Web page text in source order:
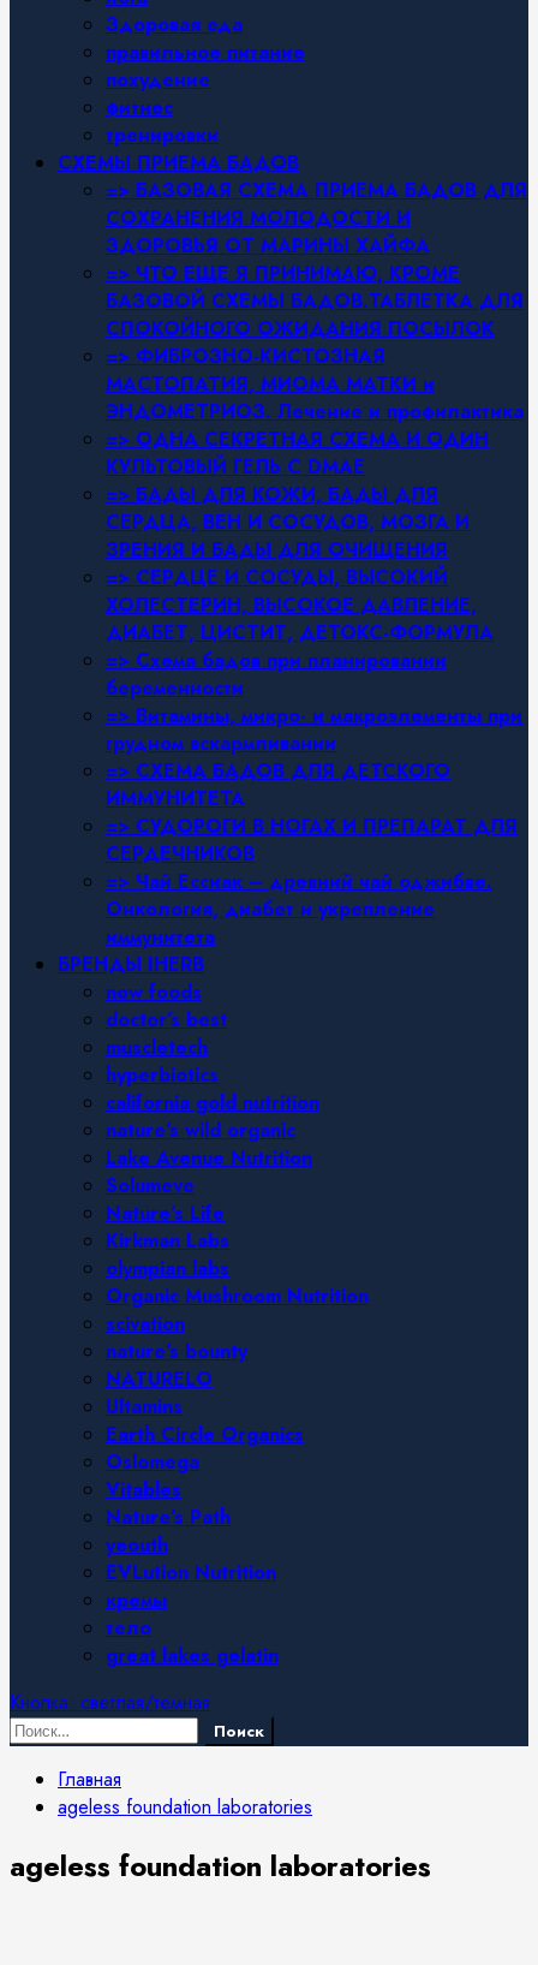
Здоровая еда
правильное питание
похудение
фитнес
тренировки
СХЕМЫ ПРИЕМА БАДОВ
=> БАЗОВАЯ СХЕМА ПРИЕМА БАДОВ ДЛЯ
СОХРАНЕНИЯ МОЛОДОСТИ И
ЗДОРОВЬЯ ОТ МАРИНЫ ХАЙФА
=> ЧТО ЕЩЕ Я ПРИНИМАЮ, КРОМЕ
БАЗОВОЙ СХЕМЫ БАДОВ.ТАБЛЕТКА ДЛЯ
СПОКОЙНОГО ОЖИДАНИЯ ПОСЫЛОК
=> ФИБРОЗНО-КИСТОЗНАЯ
МАСТОПАТИЯ, МИОМА МАТКИ и
ЭНДОМЕТРИОЗ. Лечение и профилактика
=> ОДНА СЕКРЕТНАЯ СХЕМА И ОДИН
КУЛЬТОВЫЙ ГЕЛЬ С DMAE
=> БАДЫ ДЛЯ КОЖИ, БАДЫ ДЛЯ
СЕРДЦА, ВЕН И СОСУДОВ, МОЗГА И
ЗРЕНИЯ И БАДЫ ДЛЯ ОЧИЩЕНИЯ
=> СЕРДЦЕ И СОСУДЫ, ВЫСОКИЙ
ХОЛЕСТЕРИН, ВЫСОКОЕ ДАВЛЕНИЕ,
ДИАБЕТ, ЦИСТИТ, ДЕТОКС-ФОРМУЛА
=> Схема бадов при планировании
беременности
=> Витамины, микро- и макроэлементы при
грудном вскармливании
=> СХЕМА БАДОВ ДЛЯ ДЕТСКОГО
ИММУНИТЕТА
=> СУДОРОГИ В НОГАХ И ПРЕПАРАТ ДЛЯ
СЕРДЕЧНИКОВ
=> Чай Ессиак – древний чай оджибве.
Онкология, диабет и укрепление
иммунитета
БРЕНДЫ IHERB
now foods
doctor’s best
muscletech
hyperbiotics
california gold nutrition
nature’s wild organic
Lake Avenue Nutrition
Solumeve
Nature’s Life
Kirkman Labs
olympian labs
Organic Mushroom Nutrition
scivation
nature’s bounty
NATURELO
Ultamins
Earth Circle Organics
Oslomega
Vitables
Nature’s Path
yeouth
EVLution Nutrition
кремы
тело
great lakes gelatin
Кнопка: светлая/темная
Найти:
Главная
ageless foundation laboratories
ageless foundation laboratories